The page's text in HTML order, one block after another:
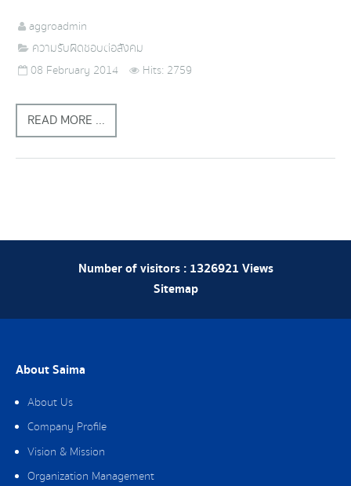
aggroadmin
ความรับผิดชอบต่อสังคม
08 February 2014
Hits: 2759
READ MORE ...
Number of visitors : 1326921 Views
Sitemap
About Saima
About Us
Company Profile
Vision & Mission
Organization Management